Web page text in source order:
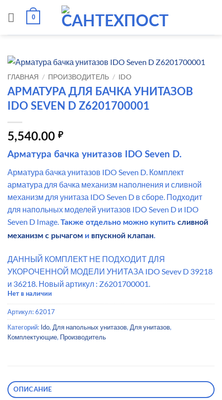
0
ГЛАВНАЯ / ПРОИЗВОДИТЕЛЬ / IDO
АРМАТУРА ДЛЯ БАЧКА УНИТАЗОВ
IDO SEVEN D Z6201700001
5,540.00 ₽
Арматура бачка унитазов IDO Seven D.
Арматура бачка унитазов IDO Seven D. Комплект
арматура для бачка механизм наполнения и сливной
механизм для унитаза IDO Seven D в сборе. Подходит
для напольных моделей унитазов IDO Seven D и IDO
Seven D Image.Также отдельно можно купить сливной
механизм с рычагом и впускной клапан.
ДАННЫЙ КОМПЛЕКТ НЕ ПОДХОДИТ ДЛЯ
УКОРОЧЕННОЙ МОДЕЛИ УНИТАЗА IDO Sevev D 39218
и 36218. Новый артикул : Z6201700001.
Нет в наличии
Артикул:62017
Категорий: Ido,Для напольных унитазов,Для унитазов,
Комплектующие, Производитель
ОПИСАНИЕ